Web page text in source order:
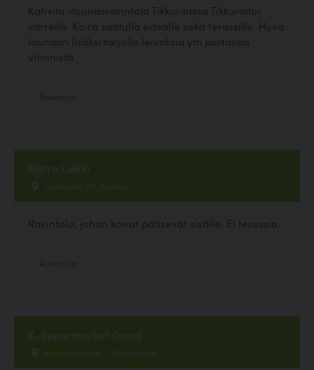
Kahvila -lounasravintola Tikkurilassa Tikkuraitin
varrella. Koira saatulla siäsälle sekä terassille. Hyvä
lounaan lisäksi tarjolla leivoksia ym purtavaa
vitriinistä.
Bistro Liekki
Talvikkitie 30, Vantaa
Ravintola, johon koirat pääsevät sisälle. Ei terassia.
K-Supermarket Grani
Kauniaistentie 7, Kauniainen